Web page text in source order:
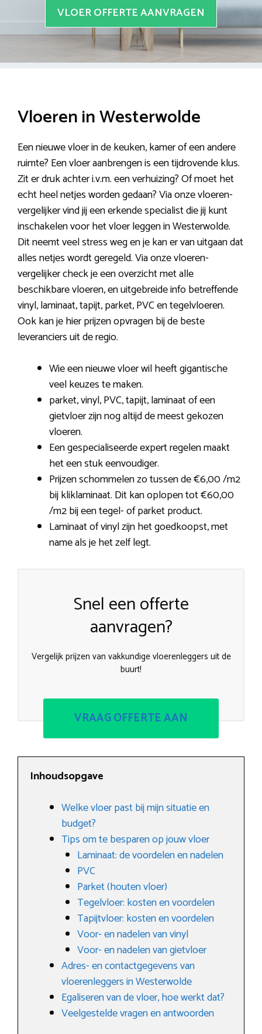
VLOER OFFERTE AANVRAGEN
Vloeren in Westerwolde
Een nieuwe vloer in de keuken, kamer of een andere
ruimte? Een vloer aanbrengen is een tijdrovende klus.
Zit er druk achter i.v.m. een verhuizing? Of moet het
echt heel netjes worden gedaan? Via onze vloeren-
vergelijker vind jij een erkende specialist die jij kunt
inschakelen voor het vloer leggen in Westerwolde.
Dit neemt veel stress weg en je kan er van uitgaan dat
alles netjes wordt geregeld. Via onze vloeren-
vergelijker check je een overzicht met alle
beschikbare vloeren, en uitgebreide info betreffende
vinyl, laminaat, tapijt, parket, PVC en tegelvloeren.
Ook kan je hier prijzen opvragen bij de beste
leveranciers uit de regio.
Wie een nieuwe vloer wil heeft gigantische
veel keuzes te maken.
parket, vinyl, PVC, tapijt, laminaat of een
gietvloer zijn nog altijd de meest gekozen
vloeren.
Een gespecialiseerde expert regelen maakt
het een stuk eenvoudiger.
Prijzen schommelen zo tussen de €6,00 /m2
bij kliklaminaat. Dit kan oplopen tot €60,00
/m2 bij een tegel- of parket product.
Laminaat of vinyl zijn het goedkoopst, met
name als je het zelf legt.
Snel een offerte
aanvragen?
Vergelijk prijzen van vakkundige vloerenleggers uit de
buurt!
VRAAG OFFERTE AAN
Inhoudsopgave
Welke vloer past bij mijn situatie en
budget?
Tips om te besparen op jouw vloer
Laminaat: de voordelen en nadelen
PVC
Parket (houten vloer)
Tegelvloer: kosten en voordelen
Tapijtvloer: kosten en voordelen
Voor- en nadelen van vinyl
Voor- en nadelen van gietvloer
Adres- en contactgegevens van
vloerenleggers in Westerwolde
Egaliseren van de vloer, hoe werkt dat?
Veelgestelde vragen en antwoorden